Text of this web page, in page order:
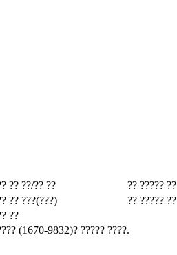
?? ??/?? ??
?? ????? ??
?? ???(???)
?? ????? ??
??
(1670-9832)? ????? ????.